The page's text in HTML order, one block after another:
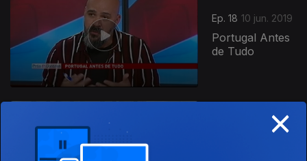
Ep. 18 10 jun. 2019
Portugal Antes
de Tudo
×